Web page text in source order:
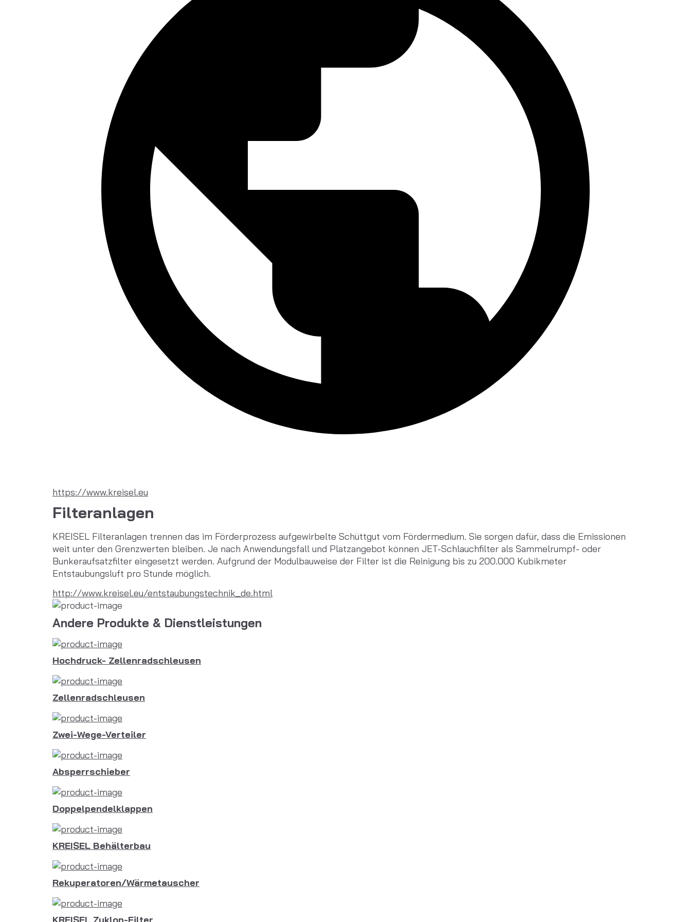
https://www.kreisel.eu
Filteranlagen
KREISEL Filteranlagen trennen das im Förderprozess aufgewirbelte Schüttgut vom Fördermedium. Sie sorgen dafür, dass die Emissionen
weit unter den Grenzwerten bleiben. Je nach Anwendungsfall und Platzangebot können JET-Schlauchfilter als Sammelrumpf- oder
Bunkeraufsatzfilter eingesetzt werden. Aufgrund der Modulbauweise der Filter ist die Reinigung bis zu 200.000 Kubikmeter
Entstaubungsluft pro Stunde möglich.
http://www.kreisel.eu/entstaubungstechnik_de.html
Andere Produkte & Dienstleistungen
Hochdruck- Zellenradschleusen
Zellenradschleusen
Zwei-Wege-Verteiler
Absperrschieber
Doppelpendelklappen
KREISEL Behälterbau
Rekuperatoren/Wärmetauscher